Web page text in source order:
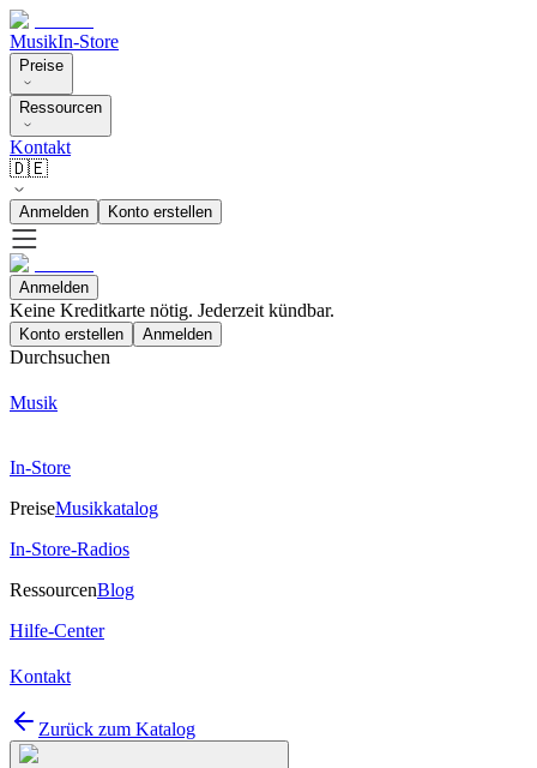
MusikIn-Store
Preise
Ressourcen
Kontakt
🇩🇪
Anmelden Konto erstellen
Anmelden
Keine Kreditkarte nötig. Jederzeit kündbar.
Konto erstellen Anmelden
Durchsuchen
Musik
In-Store
PreiseMusikkatalog
In-Store-Radios
RessourcenBlog
Hilfe-Center
Kontakt
Zurück zum Katalog